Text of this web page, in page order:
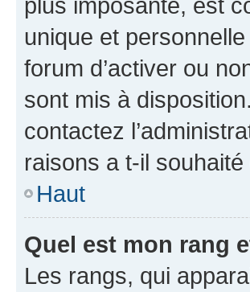
unique et
forum d’activer ou
sont mis à
contactez
raisons a t-il
Haut
Quel est mon rang
Les rangs, qui